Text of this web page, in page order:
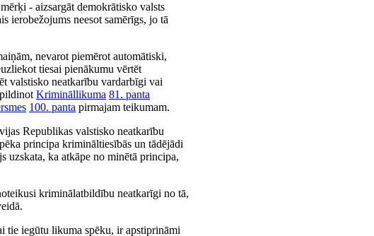
- aizsargāt demokrātisko valsts
ierobežojums neesot samērīgs, jo tā
nevarot piemērot automātiski,
tiesai pienākumu vērtēt
valstisko neatkarību vardarbīgi vai
Krimināllikuma 81. panta
100. panta pirmajam teikumam.
Republikas valstisko neatkarību
principa krimināltiesībās un tādējādi
uzskata, ka atkāpe no minētā principa,
kriminālatbildību neatkarīgi no tā,
tie iegūtu likuma spēku, ir apstiprināmi